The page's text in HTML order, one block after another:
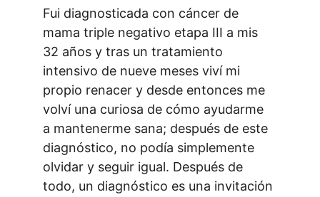
Fui diagnosticada con cáncer de
mama triple negativo etapa III a mis
32 años y tras un tratamiento
intensivo de nueve meses viví mi
propio renacer y desde entonces me
volví una curiosa de cómo ayudarme
a mantenerme sana; después de este
diagnóstico, no podía simplemente
olvidar y seguir igual. Después de
todo, un diagnóstico es una invitación